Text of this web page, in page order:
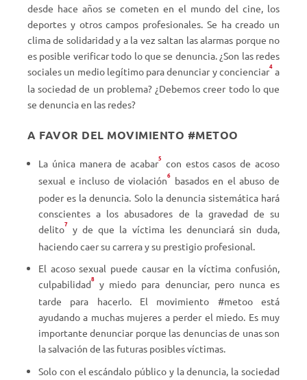
desde hace años se cometen en el mundo del cine, los
deportes y otros campos profesionales. Se ha creado un
clima de solidaridad y a la vez saltan las alarmas porque no
es posible verificar todo lo que se denuncia. ¿Son las redes
sociales un medio legítimo para denunciar y concienciar4a
la sociedad de un problema? ¿Debemos creer todo lo que
se denuncia en las redes?
A FAVOR DEL MOVIMIENTO #METOO
La única manera de acabar5 con estos casos de acoso
sexual e incluso de violación6 basados en el abuso de
poder es la denuncia. Solo la denuncia sistemática hará
conscientes a los abusadores de la gravedad de su
delito7 y de que la víctima les denunciará sin duda,
haciendo caer su carrera y su prestigio profesional.
El acoso sexual puede causar en la víctima confusión,
culpabilidad8 y miedo para denunciar, pero nunca es
tarde para hacerlo. El movimiento #metoo está
ayudando a muchas mujeres a perder el miedo. Es muy
importante denunciar porque las denuncias de unas son
la salvación de las futuras posibles víctimas.
Solo con el escándalo público y la denuncia, la sociedad